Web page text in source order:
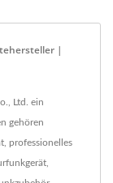
|
Ltd. ein
gehören
professionelles